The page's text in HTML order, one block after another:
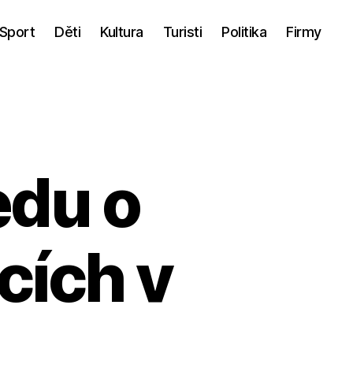
Děti Kultura Turisti Politika Firmy
o
v